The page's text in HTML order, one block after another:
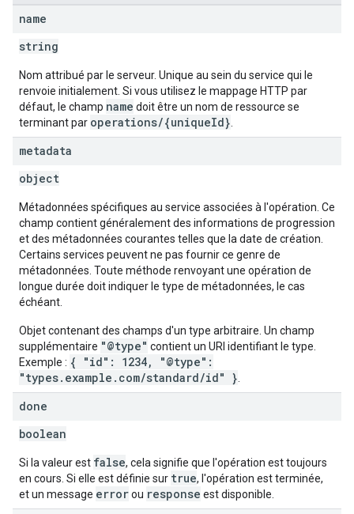
name
string
Nom attribué par le serveur. Unique au sein du service qui le
renvoie initialement. Si vous utilisez le mappage HTTP par
défaut, le champ name doit être un nom de ressource se
terminant par operations/{uniqueId}
metadata
object
Métadonnées spécifiques au service associées à l'opération. Ce
champ contient généralement des informations de progression
et des métadonnées courantes telles que la date de création.
Certains services peuvent ne pas fournir ce genre de
métadonnées. Toute méthode renvoyant une opération de
longue durée doit indiquer le type de métadonnées, le cas
échéant.
Objet contenant des champs d'un type arbitraire. Un champ
supplémentaire "@type" contient un URI identifiant le type.
Exemple : { "id": 1234, "@type":
"types.example.com/standard/id" }
done
boolean
Si la valeur est false, cela signifie que l'opération est toujours
en cours. Si elle est définie sur true, l'opération est terminée,
et un message errorou response est disponible.